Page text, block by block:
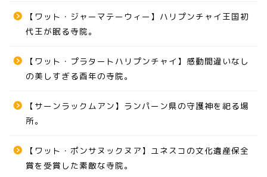
【ワット・ジャーマテーウィー】ハリプンチャイ王国初
代王が眠る寺院。
【ワット・プラタートハリプンチャイ】感動間違いなし
の美しすぎる酉年の寺院。
【サーンラックムアン】ランパーン県の守護神を祀る場
所。
【ワット・ポンサヌックヌア】ユネスコの文化遺産保全
賞を受賞した素敵な寺院。